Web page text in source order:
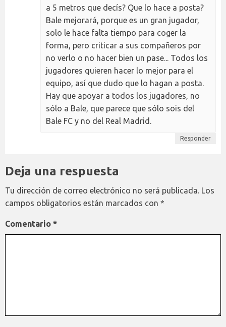
a 5 metros que decís? Que lo hace a posta?
Bale mejorará, porque es un gran jugador,
solo le hace falta tiempo para coger la
forma, pero criticar a sus compañeros por
no verlo o no hacer bien un pase... Todos los
jugadores quieren hacer lo mejor para el
equipo, así que dudo que lo hagan a posta.
Hay que apoyar a todos los jugadores, no
sólo a Bale, que parece que sólo sois del
Bale FC y no del Real Madrid.
Responder
Deja una respuesta
Tu dirección de correo electrónico no será publicada. Los
campos obligatorios están marcados con *
Comentario *